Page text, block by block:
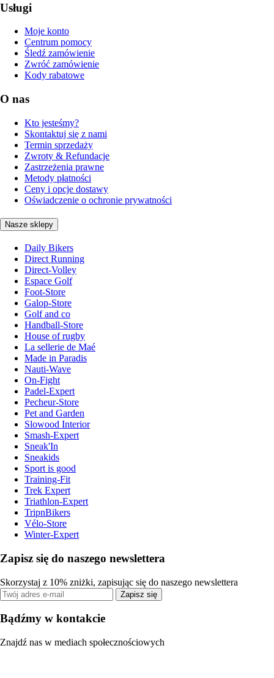
Usługi
Moje konto
Centrum pomocy
Śledź zamówienie
Zwróć zamówienie
Kody rabatowe
O nas
Kto jesteśmy?
Skontaktuj się z nami
Termin sprzedaży
Zwroty & Refundacje
Zastrzeżenia prawne
Metody płatności
Ceny i opcje dostawy
Oświadczenie o ochronie prywatności
Nasze sklepy
Daily Bikers
Direct Running
Direct-Volley
Espace Golf
Foot-Store
Galop-Store
Golf and co
Handball-Store
House of rugby
La sellerie de Maé
Made in Paradis
Nauti-Wave
On-Fight
Padel-Expert
Pecheur-Store
Pet and Garden
Slowood Interior
Smash-Expert
Sneak'In
Sneakids
Sport is good
Training-Fit
Trek Expert
Triathlon-Expert
TripnBikers
Vélo-Store
Winter-Expert
Zapisz się do naszego newslettera
Skorzystaj z 10% zniżki, zapisując się do naszego newslettera
Zapisz się
Bądźmy w kontakcie
Znajdź nas w mediach społecznościowych